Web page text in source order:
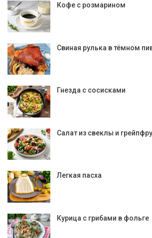
Кофе с розмарином
Свиная рулька в тёмном
Гнезда с сосисками
Салат из свеклы и
Легкая пасха
Курица с грибами в фольге